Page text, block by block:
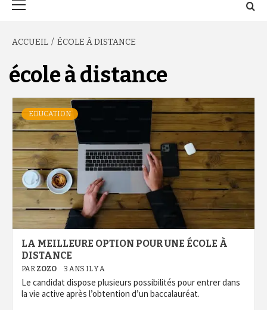
ACCUEIL ÉCOLE À DISTANCE
école à distance
EDUCATION
LA MEILLEURE OPTION POUR UNE ÉCOLE À
DISTANCE
PAR ZOZO 3 ANS IL Y A
Le candidat dispose plusieurs possibilités pour entrer dans
la vie active après l’obtention d’un baccalauréat.